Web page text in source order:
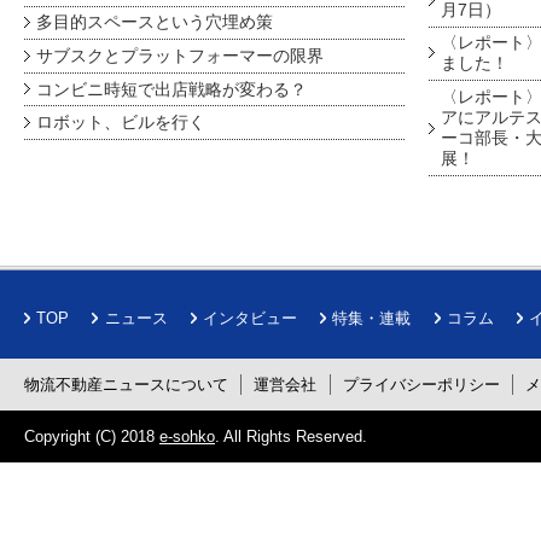
多目的スペースという穴埋め策
サブスクとプラットフォーマーの限界
コンビニ時短で出店戦略が変わる？
ロボット、ビルを行く
月7日）
〈レポート
ました！
〈レポート
アにアルテ
ーコ部長・
展！
TOP ニュース インタビュー 特集・連載 コラム
物流不動産ニュースについて 運営会社 プライバシーポリシー
Copyright (C) 2018 e-sohko . All Rights Reserved.